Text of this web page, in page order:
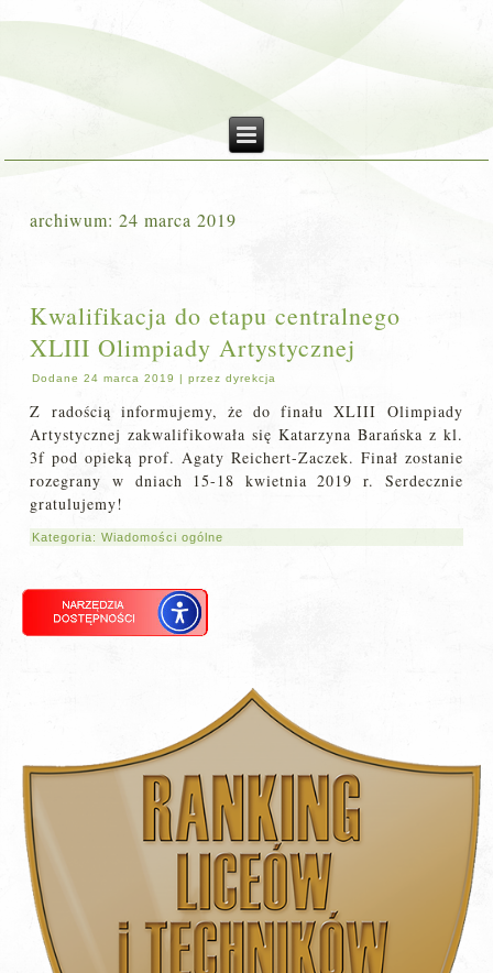
archiwum:24 marca 2019
Kwalifikacja do etapu centralnego
XLIII Olimpiady Artystycznej
Dodane 24 marca 2019 |przez dyrekcja
Z radością informujemy, że do finału XLIII Olimpiady
Artystycznej zakwalifikowała się Katarzyna Barańska z kl.
3f pod opieką prof. Agaty Reichert-Zaczek. Finał zostanie
rozegrany w dniach 15-18 kwietnia 2019 r. Serdecznie
gratulujemy!
Kategoria:Wiadomości ogólne